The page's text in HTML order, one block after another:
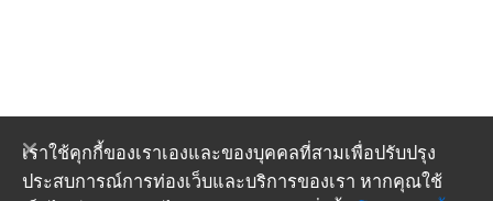
เราใช้คุกกี้ของเราเองและของบุคคลที่สามเพื่อปรับปรุง
ประสบการณ์การท่องเว็บและบริการของเรา หากคุณใช้